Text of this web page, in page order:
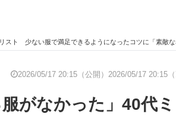
ない服で満足できるようになったコツに「素敵な考え」「見習い
2026/05/17 20:15（公開） 2026/05/17 20:15（
服がなかった」40代